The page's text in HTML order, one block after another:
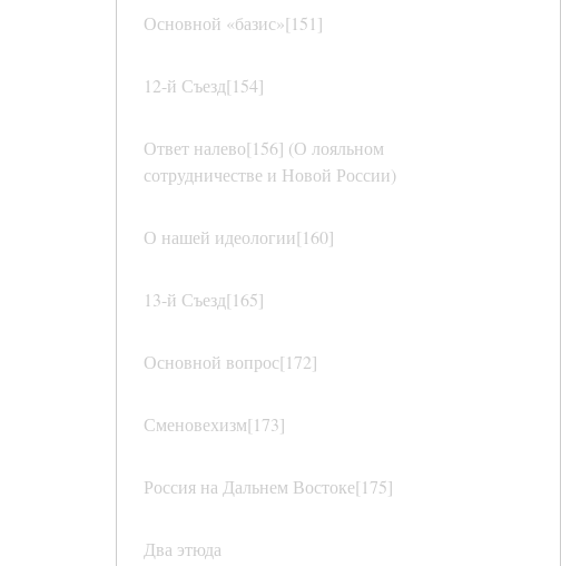
Основной «базис»[151]
12-й Съезд[154]
Ответ налево[156] (О лояльном
сотрудничестве и Новой России)
О нашей идеологии[160]
13-й Съезд[165]
Основной вопрос[172]
Сменовехизм[173]
Россия на Дальнем Востоке[175]
Два этюда